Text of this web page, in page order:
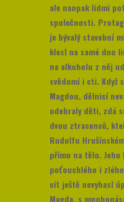
ale naopak lidmi
společnosti.
je bývalý stavební
klesl na samé dno
na alkoholu z něj
svědomí i cti. Když
Magdou, dělnicí
odebraly děti, zdá
dvou ztracenců,
Rudolfu
přímo na tělo.
poťouchlého i
cit ještě nevyhasl
Magda, s